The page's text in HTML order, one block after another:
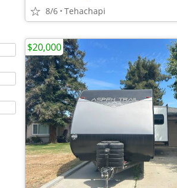
8/6 Tehachapi
$20,000